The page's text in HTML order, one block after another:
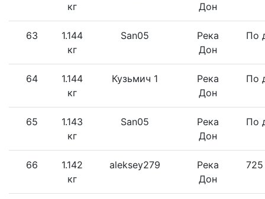
кг
Дон
63
1.144
кг
San05
Река
Дон
По
64
1.144
кг
Кузьмич 1
Река
Дон
По
65
1.143
кг
San05
Река
Дон
По
66
1.142
кг
aleksey279
Река
Дон